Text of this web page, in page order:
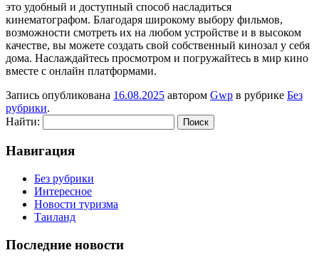
это удобный и доступный способ насладиться
кинематографом. Благодаря широкому выбору фильмов,
возможности смотреть их на любом устройстве и в высоком
качестве, вы можете создать свой собственный кинозал у себя
дома. Наслаждайтесь просмотром и погружайтесь в мир кино
вместе с онлайн платформами.
Запись опубликована 16.08.2025 автором Gwp в рубрике Без
рубрики.
Найти:
Навигация
Без рубрики
Интересное
Новости туризма
Таиланд
Последние новости